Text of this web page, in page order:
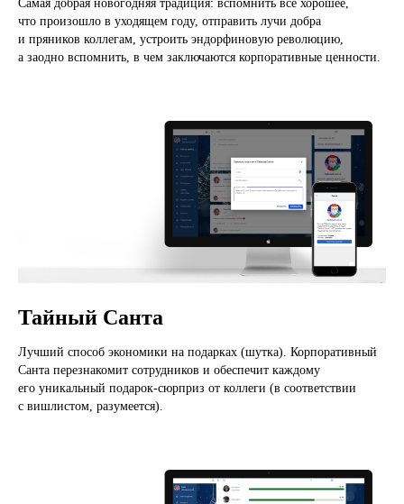
Самая добрая новогодняя традиция: вспомнить все хорошее,
что произошло в уходящем году, отправить лучи добра
и пряников коллегам, устроить эндорфиновую революцию,
а заодно вспомнить, в чем заключаются корпоративные ценности.
Тайный Санта
Лучший способ экономики на подарках (шутка). Корпоративный
Санта перезнакомит сотрудников и обеспечит каждому
его уникальный подарок-сюрприз от коллеги (в соответствии
с вишлистом, разумеется).